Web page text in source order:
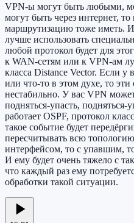
VPN-ы могут быть любыми,
могут быть через интернет,
маршрутизацию тоже иметь. И
лучше использовать
любой протокол будет для
к WAN-сетям или к VPN-ам
класса Distance Vector. Если
или что-то в этом духе, то эти
нестабильно. У вас VPN
подняться-упасть, подняться-
работает OSPF, протокол
такое событие будет
пересчитывать всю
интерфейсом, то с упавшим,
И ему будет очень тяжело с
что каждый раз ему
обработки такой ситуации.